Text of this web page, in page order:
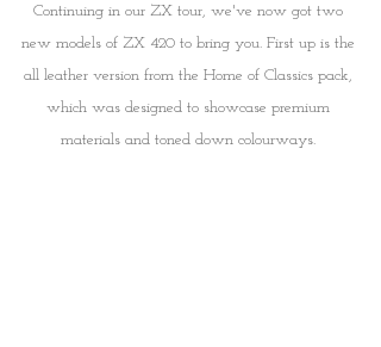
Continuing in our ZX tour, we've now got two
new models of ZX 420 to bring you. First up is the
all leather version from the Home of Classics pack,
which was designed to showcase premium
materials and toned down colourways.